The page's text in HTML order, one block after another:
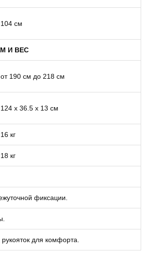
104 см
И ВЕС
от 190 см до 218 см
124 х 36.5 х 13 см
16 кг
18 кг
фиксации.
для комфорта.